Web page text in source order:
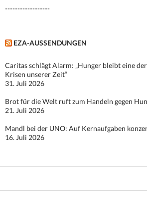
------------------
EZA-AUSSENDUNGEN
Caritas schlägt Alarm: „Hunger bleibt eine
Krisen unserer Zeit“
31. Juli 2026
Brot für die Welt ruft zum Handeln gegen
21. Juli 2026
Mandl bei der UNO: Auf Kernaufgaben
16. Juli 2026